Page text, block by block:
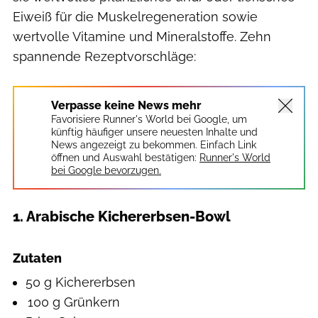
Eiweiß für die Muskelregeneration sowie
wertvolle Vitamine und Mineralstoffe. Zehn
spannende Rezeptvorschläge:
Verpasse keine News mehr
Favorisiere Runner's World bei Google, um
künftig häufiger unsere neuesten Inhalte und
News angezeigt zu bekommen. Einfach Link
öffnen und Auswahl bestätigen: Runner's World
bei Google bevorzugen.
1. Arabische Kichererbsen-Bowl
Zutaten
50 g Kichererbsen
100 g Grünkern